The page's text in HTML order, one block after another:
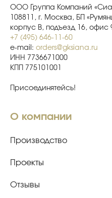
ООО Группа Компаний
108811, г. Москва, БП
корпус В, подъезд 16, офис
+7 (495) 646-11-60
e-mail: orders@gksiana.ru
ИНН 7736671000
КПП 775101001
Присоединятейсь!
О компании
Производство
Проекты
Отзывы